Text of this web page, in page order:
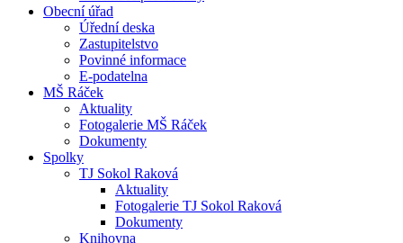
Obecní úřad
Úřední deska
Zastupitelstvo
Povinné informace
E-podatelna
MŠ Ráček
Aktuality
Fotogalerie MŠ Ráček
Dokumenty
Spolky
TJ Sokol Raková
Aktuality
Fotogalerie TJ Sokol Raková
Dokumenty
Knihovna